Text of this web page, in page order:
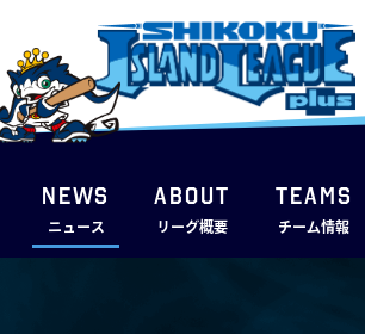
NEWS
ニュース
ABOUT
リーグ概要
TEAMS
チーム情報